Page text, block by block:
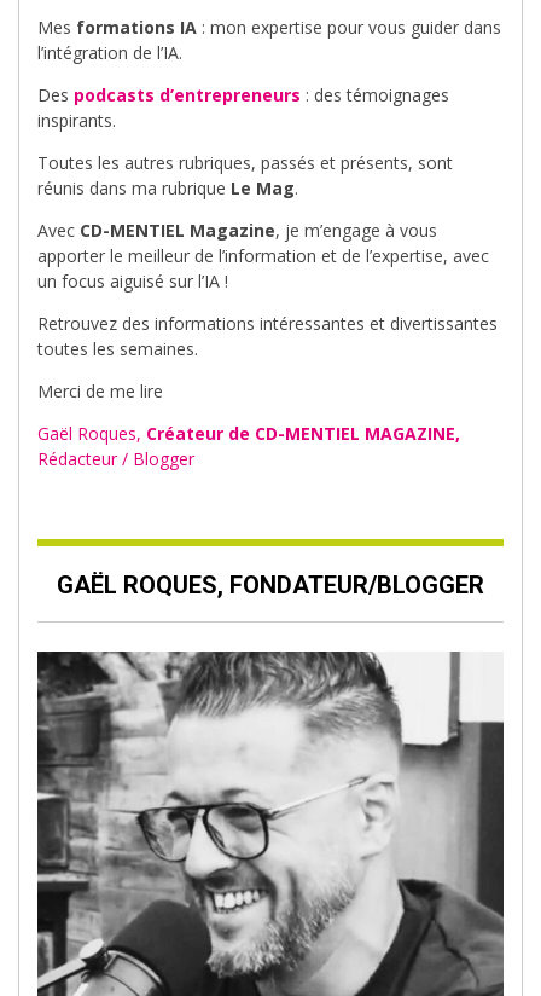
Mes formations IA : mon expertise pour vous guider dans
l’intégration de l’IA.
Des podcasts d’entrepreneurs : des témoignages
inspirants.
Toutes les autres rubriques, passés et présents, sont
réunis dans ma rubrique Le Mag.
Avec CD-MENTIEL Magazine, je m’engage à vous
apporter le meilleur de l’information et de l’expertise, avec
un focus aiguisé sur l’IA !
Retrouvez des informations intéressantes et divertissantes
toutes les semaines.
Merci de me lire
Gaël Roques, Créateur de CD-MENTIEL MAGAZINE,
Rédacteur / Blogger
GAËL ROQUES, FONDATEUR/BLOGGER